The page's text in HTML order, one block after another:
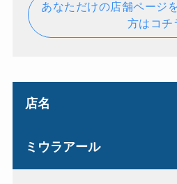
あなただけの店舗ページ
方はコチ
店名
ミウラアール